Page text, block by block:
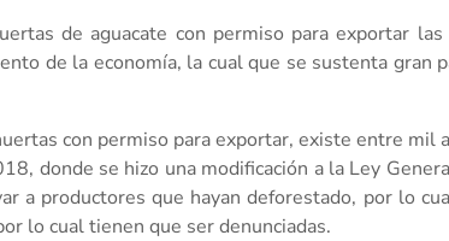
de aguacate con permiso para exportar las
de la economía, la cual que se sustenta gran
con permiso para exportar, existe entre mil
donde se hizo una modificación a la Ley
a productores que hayan deforestado, por lo
lo cual tienen que ser denunciadas.